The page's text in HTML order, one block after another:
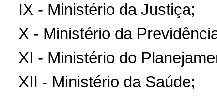
IX - Ministério da Justiça;
X - Ministério da
XI - Ministério do
XII - Ministério da Saúde;